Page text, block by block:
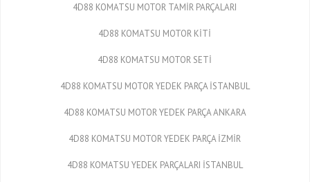
4D88 KOMATSU MOTOR TAMİR PARÇALARI
4D88 KOMATSU MOTOR KİTİ
4D88 KOMATSU MOTOR SETİ
4D88 KOMATSU MOTOR YEDEK PARÇA İSTANBUL
4D88 KOMATSU MOTOR YEDEK PARÇA ANKARA
4D88 KOMATSU MOTOR YEDEK PARÇA İZMİR
4D88 KOMATSU YEDEK PARÇALARI İSTANBUL